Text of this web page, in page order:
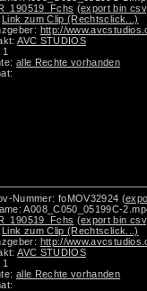
(export bin
Link zum Clip (Rechtsclick...)
http://
AVC STUDIOS
alle Rechte vorhanden
Nummer: foMOV32924
A008_C050_05199C-
(export bin
Link zum Clip (Rechtsclick...)
http://
AVC STUDIOS
alle Rechte vorhanden